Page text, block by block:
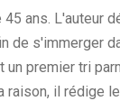
ans. L'auteur
s'immerger
premier tri
raison, il rédige